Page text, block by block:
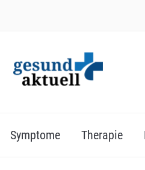
Symptome Therapie